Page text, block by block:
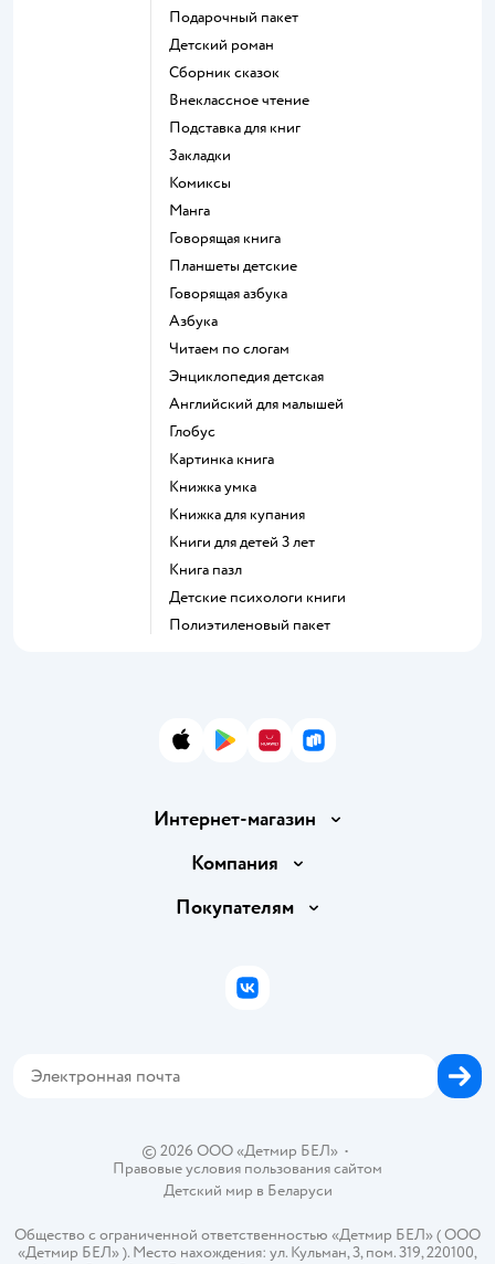
подарочный пакет
детский роман
сборник сказок
внеклассное чтение
подставка для книг
закладки
комиксы
манга
говорящая книга
Планшеты детские
говорящая азбука
азбука
читаем по слогам
энциклопедия детская
английский для малышей
глобус
картинка книга
книжка умка
книжка для купания
книги для детей 3 лет
книга пазл
детские психологи книги
полиэтиленовый пакет
App StoreGoogle Play
AppGallery
RuStore
Интернет-магазин
Доставка и оплата
Правила продажи
Политика использования файлов cookie
Компания
Вакансии
Покупателям
Бонусные карты
© 2026 ООО «Детмир БЕЛ»•
Правовые условия пользования сайтом
Детский мир в Беларуси
Общество с ограниченной ответственностью «Детмир БЕЛ» ( ООО
«Детмир БЕЛ» ). Место нахождения: ул. Кульман, 3, пом. 319, 220100,
ВКонтакте